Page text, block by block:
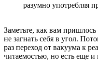
разумно употребляя
Заметьте, как вам
не загнать себя в угол.
раз переход от вакуума к
читаемостью, но есть еще